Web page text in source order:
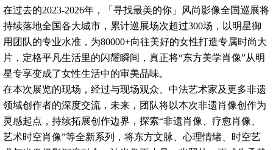
在过去的2023-2026年，「寻找最美的你」风尚影像全国巡展将
持续落地全国各大城市，累计巡展场次超过300场，以明星御
用团队的专业水准，为80000+向往美好的女性打造专属时尚大
片，定格平凡生活里的闪耀瞬间，真正将“东方美学肖像”从明
星专享变成了女性生活中的审美品味。
在本次展览的现场，经过与现场观众、中法艺术家及更多非遗
领域创作者的深度交流，未来，团队将以本次非遗肖像创作为
灵感起点，持续拓展创作边界，探索“非遗肖像、疗愈肖像、
艺术时空肖像”等全新系列，将东方文脉、心理情绪、时空艺